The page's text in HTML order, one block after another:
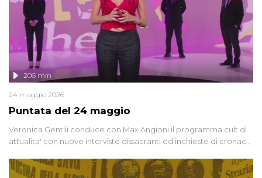
Puntata del 24 maggio
206 min
24 maggio 2026
Veronica Gentili conduce con Max Angioni il programma cult di
attualita' con nuove interviste dissacranti ed inchieste di cronaca